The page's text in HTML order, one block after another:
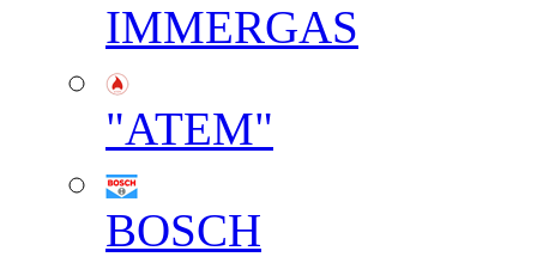
IMMERGAS
"АТЕМ"
BOSCH